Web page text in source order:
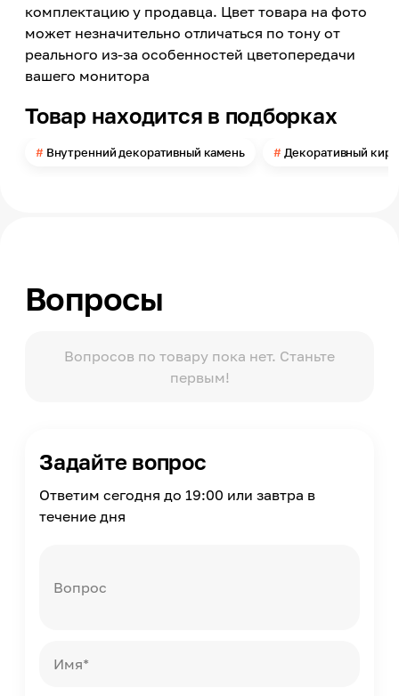
Внутри помещений
комплектацию у продавца. Цвет товара на фото
может незначительно отличаться по тону от
реального из-за особенностей цветопередачи
вашего монитора
Товар находится в подборках
Внутренний декоративный камень Декоративный
Вопросы
Вопросов по товару пока нет. Станьте
первым!
Задайте вопрос
Ответим сегодня до 19:00 или завтра в
течение дня
Вопрос
Имя*